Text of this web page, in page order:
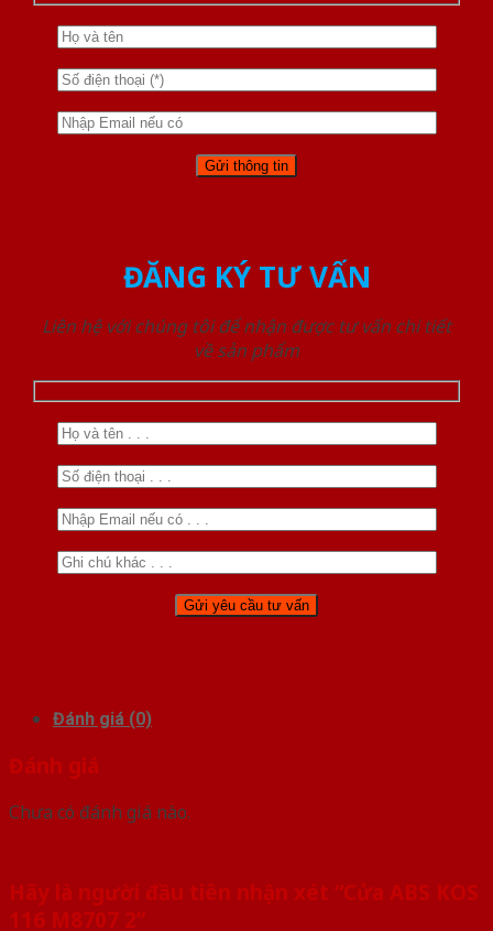
ĐĂNG KÝ TƯ VẤN
Liên hệ với chúng tôi để nhận được tư vấn chi tiết
về sản phẩm
Đánh giá (0)
Đánh giá
Chưa có đánh giá nào.
Hãy là người đầu tiên nhận xét “Cửa ABS KOS
116 M8707 2”